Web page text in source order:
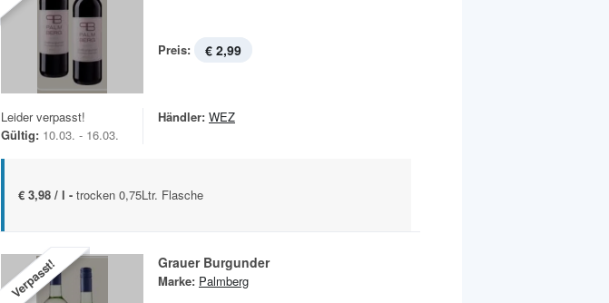
Preis: € 2,99
Leider verpasst!
Gültig: 10.03. - 16.03.
Händler: WEZ
€ 3,98 / l - trocken 0,75Ltr. Flasche
Verpasst! Grauer Burgunder
Marke: Palmberg